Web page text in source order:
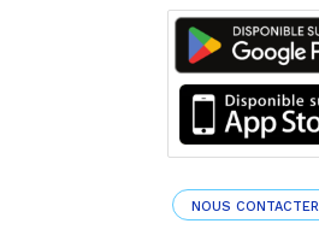
NOUS CONTACTER